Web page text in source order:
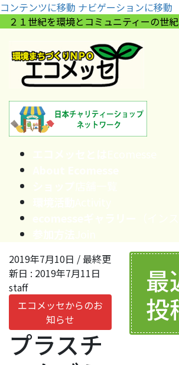
コンテンツに移動 ナビゲーションに移動
２１世紀を環境とコミュニティーの世
2019年7月10日 / 最終更
新日 : 2019年7月11日
staff
エコメッセからのお
知らせ
プラスチ
最
投